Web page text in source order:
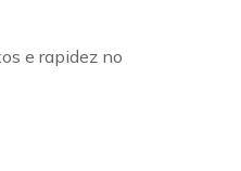
e rapidez no